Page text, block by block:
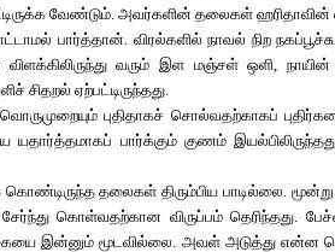
வேண்டும். அவர்களின் தலைகள் ஹரிதாவின்
விரல்களில் நாவல் நிற நகப்பூச்சு.
வரும் இள மஞ்சள் ஒளி,
சிதறல் ஏற்பட்டிருந்தது.
புதிதாகச் சொல்வதற்காகப்
பார்க்கும் குணம்
கொண்டிருந்த தலைகள் திரும்பிய பாடில்லை.
கொள்வதற்கான விருப்பம் தெரிந்தது.
கையை இன்னும் மூடவில்லை. அவள் அடுத்து